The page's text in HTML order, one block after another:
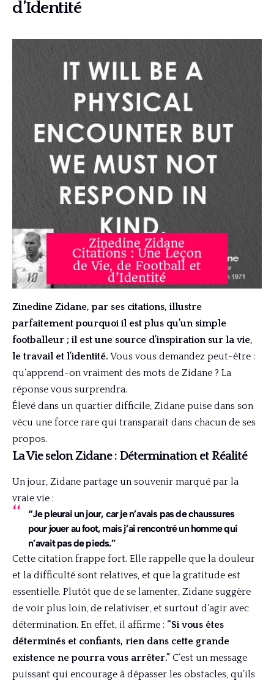
d’Identité
Zinedine Zidane, par ses citations, illustre
parfaitement pourquoi il est plus qu’un simple
footballeur ; il est une source d’inspiration sur la vie,
le travail et l’identité. Vous vous demandez peut-être :
qu’apprend-on vraiment des mots de Zidane ? La
réponse vous surprendra.
Élevé dans un quartier difficile, Zidane puise dans son
vécu une force rare qui transparaît dans chacun de ses
propos.
La Vie selon Zidane : Détermination et Réalité
Un jour, Zidane partage un souvenir marqué par la
vraie vie :
“Je pleurai un jour, car je n’avais pas de chaussures
pour jouer au foot, mais j’ai rencontré un homme qui
n’avait pas de pieds.”
Cette citation frappe fort. Elle rappelle que la douleur
et la difficulté sont relatives, et que la gratitude est
essentielle. Plutôt que de se lamenter, Zidane suggère
de voir plus loin, de relativiser, et surtout d’agir avec
détermination. En effet, il affirme : “Si vous êtes
déterminés et confiants, rien dans cette grande
existence ne pourra vous arrêter.” C’est un message
puissant qui encourage à dépasser les obstacles, qu’ils